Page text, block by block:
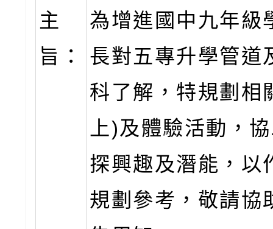
主
旨：
為增進國中九年級
長對五專升學管道
科了解，特規劃相
上)及體驗活動，
探興趣及潛能，以
規劃參考，敬請協